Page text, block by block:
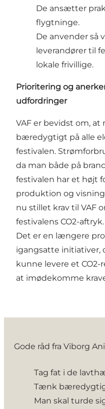
De ansætter
flygtninge.
De anvender så
leverandører til
lokale frivillige.
Prioritering og
udfordringer
VAF er bevidst om,
bæredygtigt på alle
festivalen.
da man både på
festivalen har et højt
produktion og
nu stillet krav til VAF
festivalens CO2-
Det er en længere
igangsatte initiativer,
kunne levere et CO2-
at imødekomme
Gode råd fra Viborg
Tag fat i de
Tænk
Man skal turde